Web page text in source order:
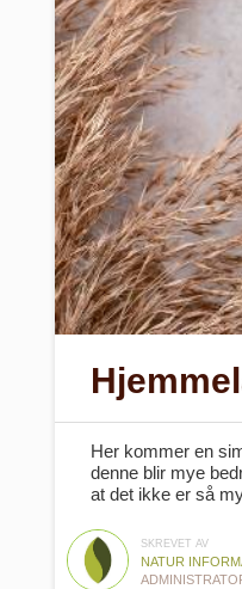
Her kommer en
denne blir mye
at det ikke er så
SKREVET AV
NATUR